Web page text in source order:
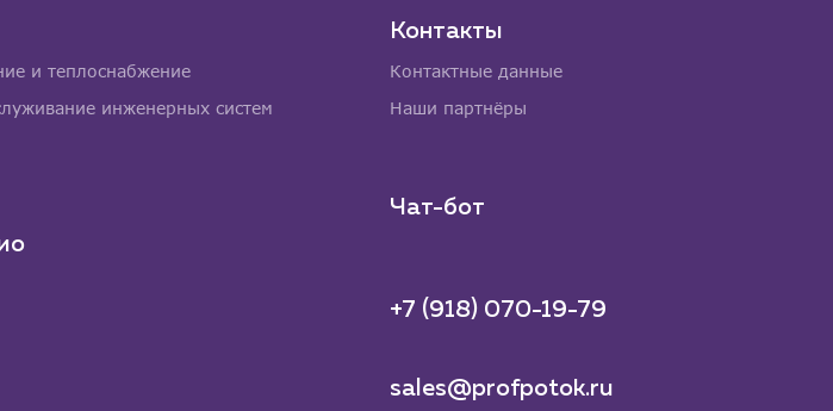
и теплоснабжение
инженерных систем
Контакты
Контактные данные
Наши партнёры
Чат-бот
+7 (918) 070-19-79
sales@profpotok.ru